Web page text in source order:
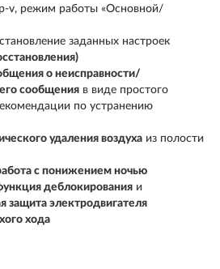
v, режим работы «Основной/
заданных настроек
о неисправности/
сообщения в виде простого
по устранению
удаления воздуха из полости
с понижением ночью
деблокирования и
защита электродвигателя
хода